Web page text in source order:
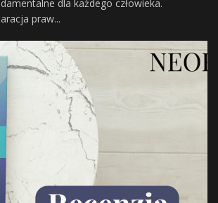
TEMU
książki pt. „Zaburzenia seksualne a
Proserpio
TEMU
na początku wstawiona jest
dzięki czemu można łatwiej
nas informacje. Standardowe
proces badania zbudowane są z
dla każdego człowieka.
praw...